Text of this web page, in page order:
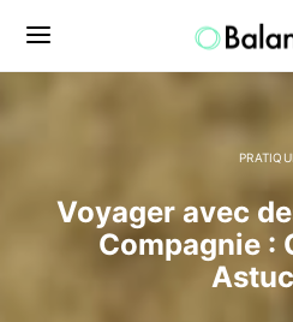
Voyager avec
Compagnie :